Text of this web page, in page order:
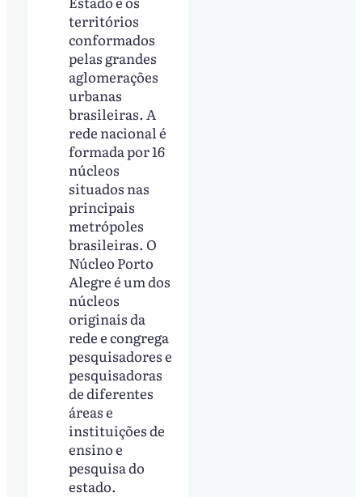
territórios
conformados
pelas grandes
aglomerações
urbanas
brasileiras. A
rede nacional é
formada por 16
núcleos
situados nas
principais
metrópoles
brasileiras. O
Núcleo Porto
Alegre é um dos
núcleos
originais da
rede e congrega
pesquisadores e
pesquisadoras
de diferentes
áreas e
instituições de
ensino e
pesquisa do
estado.